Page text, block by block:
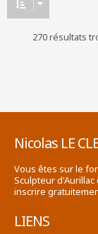
270 résultats
Nicolas LE
Vous êtes sur le
Sculpteur
inscrire
LIENS